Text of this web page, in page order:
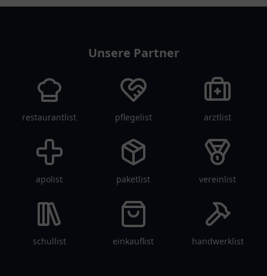
erwartet Sie!
Unsere Partner
restaurantlist pflegelist arztlist
apolist paketlist vereinlist
schullist einkauflist handwerklist